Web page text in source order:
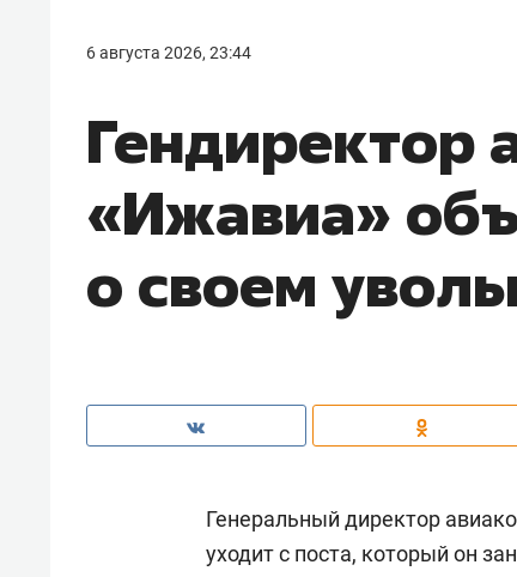
6 августа 2026, 23:44
Гендиректор
«Ижавиа»
о своем
Генеральный директор
уходит с поста, который он